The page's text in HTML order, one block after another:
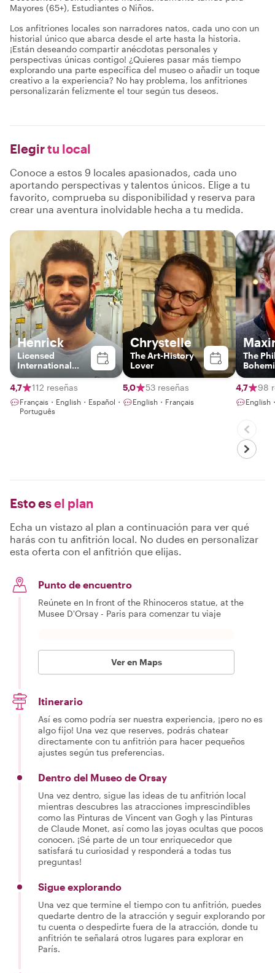
Mayores (65+), Estudiantes o Niños.
Los anfitriones locales son narradores natos, cada uno con un
historial único que abarca desde el arte hasta la historia.
¡Están deseando compartir anécdotas personales y
perspectivas únicas contigo! ¿Quieres pasar más tiempo
explorando una parte específica del museo o añadir un toque
creativo a la experiencia? No hay problema, los anfitriones
personalizarán felizmente el tour según tus deseos.
Elegirtu local
Conoce a estos 9 locales apasionados, cada uno
aportando perspectivas y talentos únicos. Elige a tu
favorito, comprueba su disponibilidad y reserva para
crear una aventura inolvidable hecha a tu medida.
Henrick
Licensed
International
Guide
4,7
112 reseñas
Français・English・Español・
Português
Chrystelle
The Art-History
Lover
5,0 53 reseñas
English・Français
The
4,7 98
English
Esto esel plan
Echa un vistazo al plan a continuación para ver qué
harás con tu anfitrión local. No dudes en personalizar
esta oferta con el anfitrión que elijas.
Punto de encuentro
Reúnete en In front of the Rhinoceros statue, at the
Musee D'Orsay - Paris para comenzar tu viaje
Ver en Maps
Itinerario
Así es como podría ser nuestra experiencia, ¡pero no es
algo fijo! Una vez que reserves, podrás chatear
directamente con tu anfitrión para hacer pequeños
ajustes según tus preferencias.
Dentro del Museo de Orsay
Una vez dentro, sigue las ideas de tu anfitrión local
mientras descubres las atracciones imprescindibles
como las Pinturas de Vincent van Gogh y las Pinturas
de Claude Monet, así como las joyas ocultas que pocos
conocen. ¡Sé parte de un tour enriquecedor que
satisfará tu curiosidad y responderá a todas tus
preguntas!
Sigue explorando
Una vez que termine el tiempo con tu anfitrión, puedes
quedarte dentro de la atracción y seguir explorando por
tu cuenta o despedirte fuera de la atracción, donde tu
anfitrión te señalará otros lugares para explorar en
París.